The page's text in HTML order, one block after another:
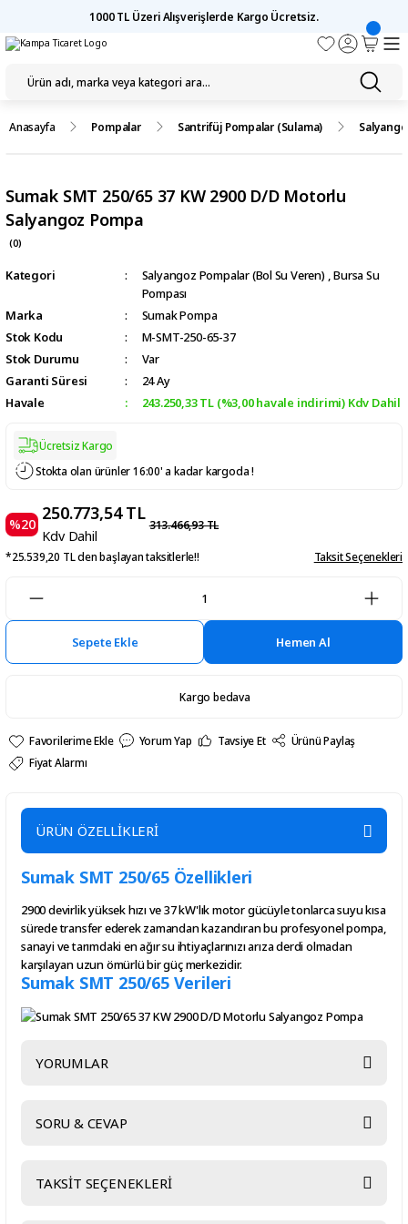
1000 TL Üzeri Alışverişlerde Kargo Ücretsiz.
Anasayfa Pompalar Santrifüj Pompalar (Sulama)
Sumak SMT 250/65 37 KW 2900 D/D Motorlu
Salyangoz Pompa
(0)
Kategori Salyangoz Pompalar (Bol Su Veren) ,Bursa Su
Pompası
Marka
Sumak Pompa
Stok Kodu
M-SMT-250-65-37
Stok Durumu
Var
Garanti Süresi
24 Ay
Havale
243.250,33 TL (%3,00 havale indirimi) Kdv Dahil
Ücretsiz Kargo
Stokta olan ürünler 16:00' a kadar kargoda !
%20
250.773,54 TL
Kdv Dahil
313.466,93 TL
*25.539,20 TL den başlayan taksitlerle!! Taksit Seçenekleri
Sepete Ekle Hemen Al
Kargo bedava
Yorum Yap Tavsiye Et
Ürünü Paylaş
Fiyat Alarmı
ÜRÜN ÖZELLİKLERİ
Sumak SMT 250/65 Özellikleri
2900 devirlik yüksek hızı ve 37 kW'lık motor gücüyle tonlarca suyu kısa
sürede transfer ederek zamandan kazandıran bu profesyonel pompa,
sanayi ve tarımdaki en ağır su ihtiyaçlarınızı arıza derdi olmadan
karşılayan uzun ömürlü bir güç merkezidir.
Sumak SMT 250/65 Verileri
YORUMLAR
SORU & CEVAP
TAKSİT SEÇENEKLERİ